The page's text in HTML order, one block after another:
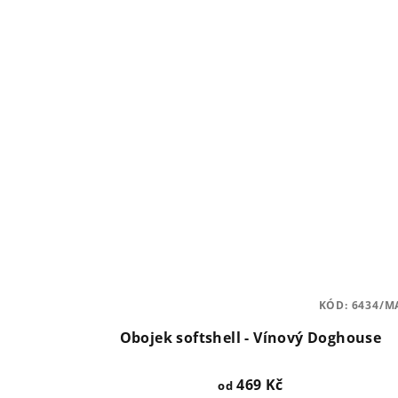
Obojek softshell - Vínový Doghouse
od469 Kč
KÓD: 6434/